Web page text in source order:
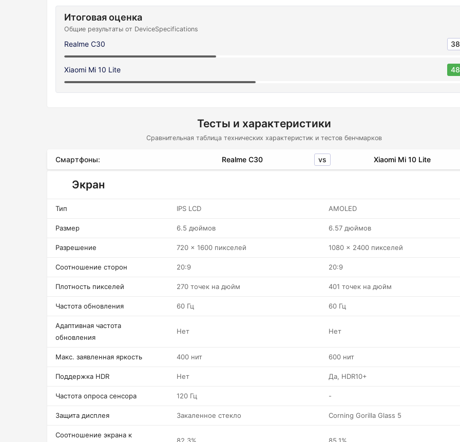
Итоговая оценка
Общие результаты от DeviceSpecifications
Realme C30 38
Xiaomi Mi 10 Lite 48
Тесты и характеристики
Сравнительная таблица технических характеристик и тестов бенчмарков
Смартфоны: Realme C30 vs Xiaomi Mi 10 Lite
Экран
Тип IPS LCD AMOLED
Размер 6.5 дюймов 6.57 дюймов
Разрешение 720 x 1600 пикселей 1080 x 2400 пикселей
Соотношение сторон 20:9 20:9
Плотность пикселей 270 точек на дюйм 401 точек на дюйм
Частота обновления 60 Гц 60 Гц
Адаптивная частота
обновления
Нет Нет
Макс. заявленная яркость 400 нит 600 нит
Поддержка HDR Нет Да, HDR10+
Частота опроса сенсора 120 Гц -
Защита дисплея Закаленное стекло Corning Gorilla Glass 5
Соотношение экрана к